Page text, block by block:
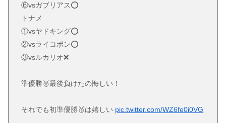
⑥vsガブリアス⭕️
トナメ
①vsヤドキング⭕️
②vsライコポン⭕️
③vsルカリオ❌
準優勝🥈最後負けたの悔しい！
それでも初準優勝🥈は嬉しい pic.twitter.com/WZ6fe0i0VG